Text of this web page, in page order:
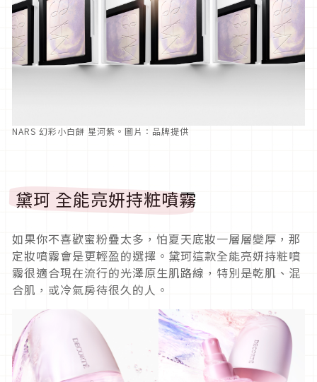
NARS 幻彩小白餅 星河紫。圖片：品牌提供
黛珂 全能亮妍持粧噴霧
如果你不喜歡蜜粉疊太多，怕夏天底妝一層層變厚，那
定妝噴霧會是更輕盈的選擇。黛珂這款全能亮妍持粧噴
霧很適合現在流行的光澤原生肌路線，特別是乾肌、混
合肌，或冷氣房待很久的人。